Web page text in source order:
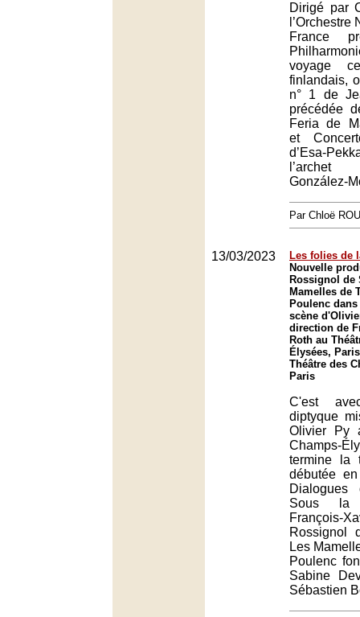
Dirigé par
l’Orchestre
France
voyage
finlandais,
n° 1 de
précédée
Feria de
et
d’Esa-
González-
Par Chloë
13/03/2023
Les folies de
Nouvelle
Rossignol de
Mamelles de
Poulenc
scène
direction de
Roth au
Élysées,
Théâtre des
Paris
C'est
diptyque
Olivier Py
Champs-
termine la
débutée
Dialogues
Sous la
François-
Rossignol
Les
Poulenc
Sabine
Sébastien